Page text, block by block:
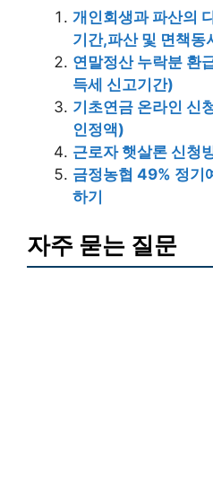
개인회생과 파산의
기간,파산 및 면책동
연말정산 누락분 환
득세 신고기간)
기초연금 온라인 신
인정액)
근로자 햇살론 신청
금정농협 49% 정기
하기
자주 묻는 질문